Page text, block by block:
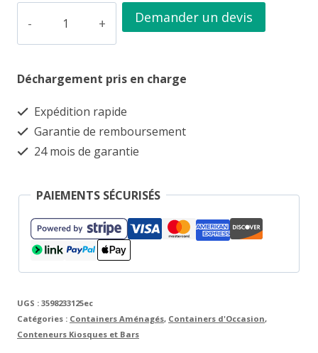
bar
démontable
3×2
mètres
Pieds)
Robuste
pour
événement
Demander un devis
Déchargement pris en charge
Expédition rapide
Garantie de remboursement
24 mois de garantie
PAIEMENTS SÉCURISÉS
UGS : 3598233125ec
Catégories : Containers Aménagés, Containers d'Occasion,
Conteneurs Kiosques et Bars